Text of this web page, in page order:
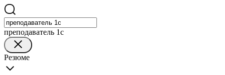
преподаватель 1с
Резюме